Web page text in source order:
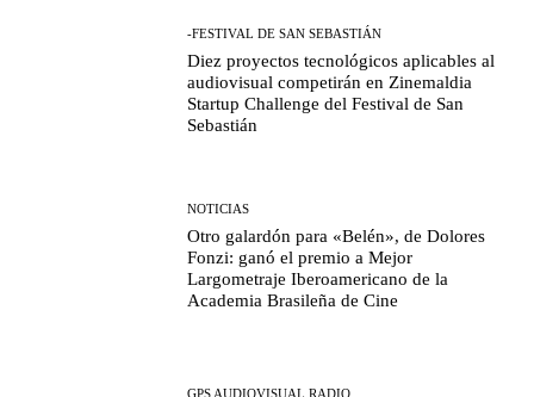
-FESTIVAL DE SAN SEBASTIÁN
Diez proyectos tecnológicos aplicables al
audiovisual competirán en Zinemaldia
Startup Challenge del Festival de San
Sebastián
NOTICIAS
Otro galardón para «Belén», de Dolores
Fonzi: ganó el premio a Mejor
Largometraje Iberoamericano de la
Academia Brasileña de Cine
GPS AUDIOVISUAL RADIO